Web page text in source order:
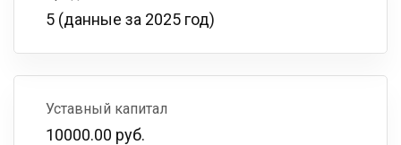
5 (данные за 2025 год)
Уставный капитал
10000.00 руб.